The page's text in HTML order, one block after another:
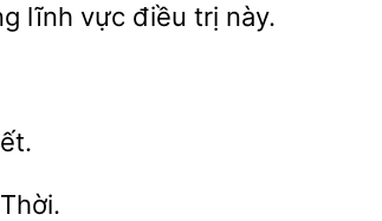
lĩnh vực điều trị này.